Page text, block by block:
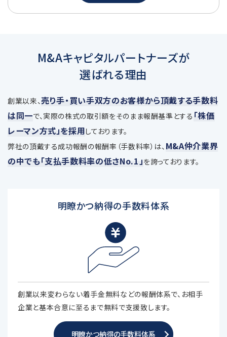
M&Aキャピタルパートナーズが
選ばれる理由
創業以来、売り手・買い手双方のお客様から頂戴する手数料
は同一で、実際の株式の取引額をそのまま報酬基準とする 「株価
レーマン方式」を採用しております。
弊社の頂戴する成功報酬の報酬率（手数料率）は、 M&A仲介業界
の中でも「支払手数料率の低さNo.1」を誇っております。
明瞭かつ納得の手数料体系
創業以来変わらない着手金無料などの報酬体系で、お相手
企業と基本合意に至るまで無料で支援致します。
明瞭かつ納得の手数料体系